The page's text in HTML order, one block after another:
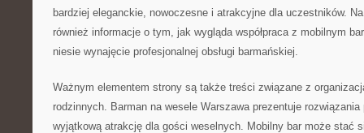
bardziej eleganckie, nowoczesne i atrakcyjne dla uczestników.
również informacje o tym, jak wygląda współpraca z mobilnym
niesie wynajęcie profesjonalnej obsługi barmańskiej.
Ważnym elementem strony są także treści związane z
rodzinnych. Barman na wesele Warszawa prezentuje
wyjątkową atrakcję dla gości weselnych. Mobilny bar może stać